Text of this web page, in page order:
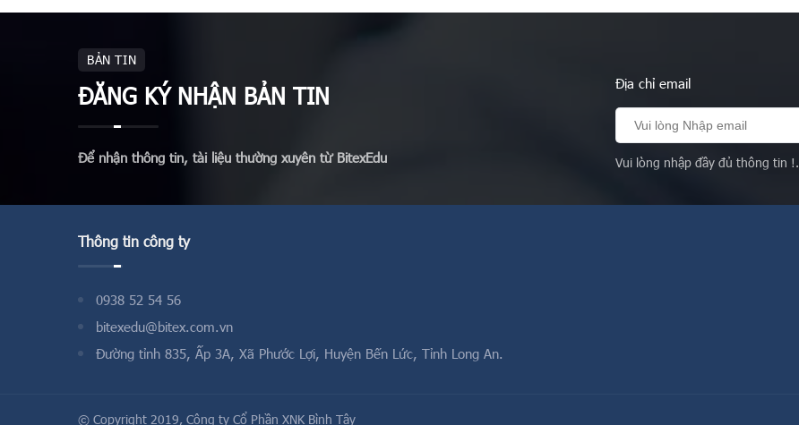
BẢN TIN
ĐĂNG KÝ NHẬN BẢN TIN
Để nhận thông tin, tài liệu thường xuyên từ BitexEdu
Địa chỉ email
Vui lòng nhập đầy đủ thông tin !.
Thông tin công ty
0938 52 54 56
bitexedu@bitex.com.vn
Đường tỉnh 835, Ấp 3A, Xã Phước Lợi, Huyện Bến Lức, Tỉnh Long An.
© Copyright 2019, Công ty Cổ Phần XNK Bình Tây